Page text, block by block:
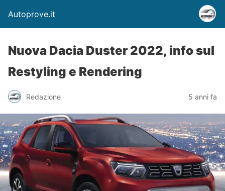
Autoprove.it
Nuova Dacia Duster 2022, info sul
Restyling e Rendering
Redazione 5 anni fa